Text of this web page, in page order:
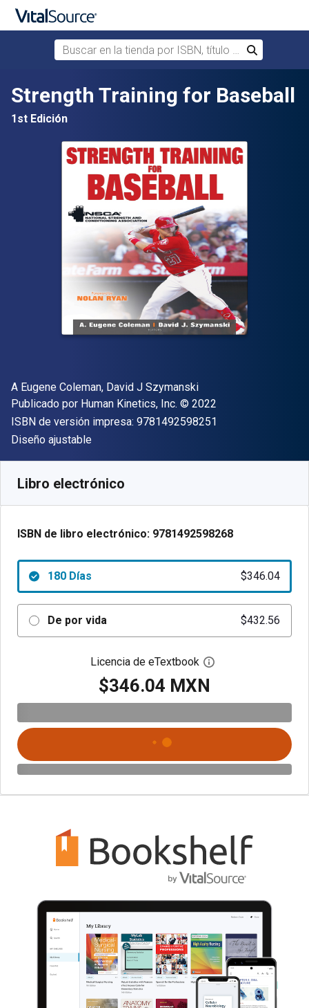
Saltar al contenido principal
Buscar en la tienda por ISBN, título o autor
Buscar
Strength Training for Baseball
1st Edición
Autor(es)
A Eugene Coleman, David J Szymanski
Editor
Publicado por Human Kinetics, Inc. Copyright
© 2022
ISBN de versión impresa: 9781492598251
Formato
Diseño ajustable
Libro electrónico
ISBN de libro electrónico: 9781492598268
180 Días $346.04
De por vida $432.56
Licencia de eTextbook Abre el cuadro de
$346.04 MXN